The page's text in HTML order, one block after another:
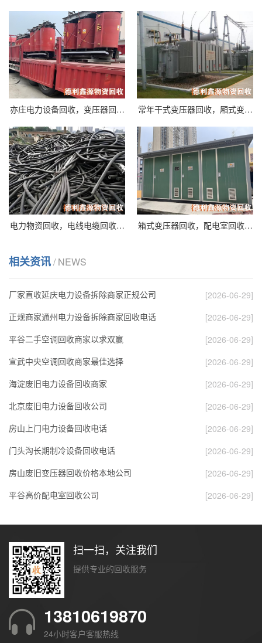
亦庄电力设备回收，变压器回… 常年干式变压器回收，厢式变…
电力物资回收，电线电缆回收… 箱式变压器回收，配电室回收…
相关资讯/ NEWS
厂家直收延庆电力设备拆除商家正规公司
[2026-06-29]
正规商家通州电力设备拆除商家回收电话
[2026-06-29]
平谷二手空调回收商家以求双赢
[2026-06-29]
宣武中央空调回收商家最佳选择
[2026-06-29]
海淀废旧电力设备回收商家
[2026-06-29]
北京废旧电力设备回收公司
[2026-06-29]
房山上门电力设备回收电话
[2026-06-29]
门头沟长期制冷设备回收电话
[2026-06-29]
房山废旧变压器回收价格本地公司
[2026-06-29]
平谷高价配电室回收公司
[2026-06-29]
扫一扫，关注我们
提供专业的回收服务
13810619870
24小时客户客服热线